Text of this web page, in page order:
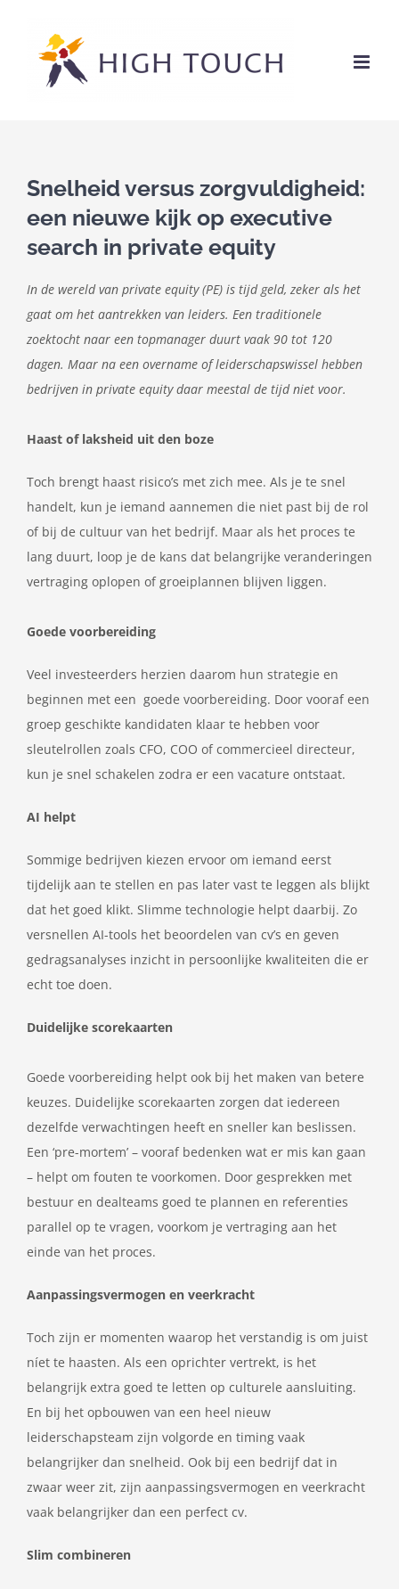
inhoud
Snelheid versus zorgvuldigheid:
een nieuwe kijk op executive
search in private equity
In de wereld van private equity (PE) is tijd geld, zeker als het
gaat om het aantrekken van leiders. Een traditionele
zoektocht naar een topmanager duurt vaak 90 tot 120
dagen. Maar na een overname of leiderschapswissel hebben
bedrijven in private equity daar meestal de tijd niet voor.
Haast of laksheid uit den boze
Toch brengt haast risico’s met zich mee. Als je te snel
handelt, kun je iemand aannemen die niet past bij de rol
of bij de cultuur van het bedrijf. Maar als het proces te
lang duurt, loop je de kans dat belangrijke veranderingen
vertraging oplopen of groeiplannen blijven liggen.
Goede voorbereiding
Veel investeerders herzien daarom hun strategie en
beginnen met een goede voorbereiding. Door vooraf een
groep geschikte kandidaten klaar te hebben voor
sleutelrollen zoals CFO, COO of commercieel directeur,
kun je snel schakelen zodra er een vacature ontstaat.
AI helpt
Sommige bedrijven kiezen ervoor om iemand eerst
tijdelijk aan te stellen en pas later vast te leggen als blijkt
dat het goed klikt. Slimme technologie helpt daarbij. Zo
versnellen AI-tools het beoordelen van cv’s en geven
gedragsanalyses inzicht in persoonlijke kwaliteiten die er
echt toe doen.
Duidelijke scorekaarten
Goede voorbereiding helpt ook bij het maken van betere
keuzes. Duidelijke scorekaarten zorgen dat iedereen
dezelfde verwachtingen heeft en sneller kan beslissen.
Een ‘pre-mortem’ – vooraf bedenken wat er mis kan gaan
– helpt om fouten te voorkomen. Door gesprekken met
bestuur en dealteams goed te plannen en referenties
parallel op te vragen, voorkom je vertraging aan het
einde van het proces.
Aanpassingsvermogen en veerkracht
Toch zijn er momenten waarop het verstandig is om juist
níet te haasten. Als een oprichter vertrekt, is het
belangrijk extra goed te letten op culturele aansluiting.
En bij het opbouwen van een heel nieuw
leiderschapsteam zijn volgorde en timing vaak
belangrijker dan snelheid. Ook bij een bedrijf dat in
zwaar weer zit, zijn aanpassingsvermogen en veerkracht
vaak belangrijker dan een perfect cv.
Slim combineren